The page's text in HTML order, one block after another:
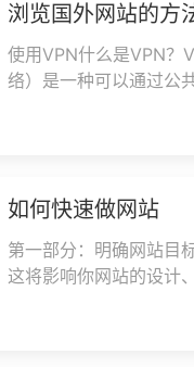
浏览国外网站的方
使用VPN什么是VPN
络）是一种可以通过公
如何快速做网站
第一部分：明确网站目
这将影响你网站的设计